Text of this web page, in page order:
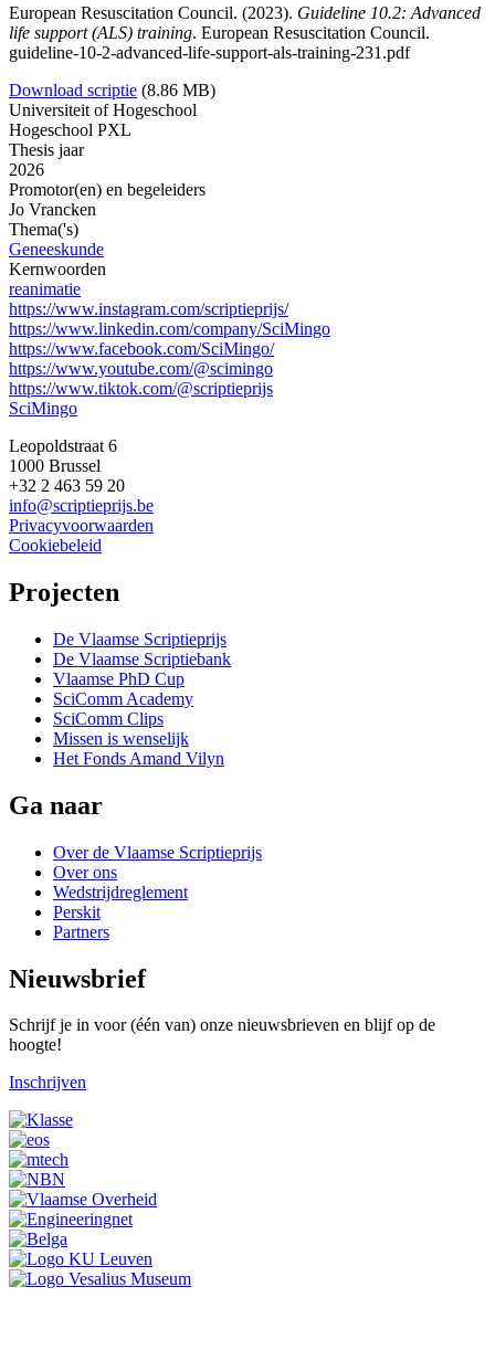
European Resuscitation Council. (2023). Guideline 10.2: Advanced
life support (ALS) training. European Resuscitation Council.
guideline-10-2-advanced-life-support-als-training-231.pdf
Download scriptie (8.86 MB)
Universiteit of Hogeschool
Hogeschool PXL
Thesis jaar
2026
Promotor(en) en begeleiders
Jo Vrancken
Thema('s)
Geneeskunde
Kernwoorden
reanimatie
https://www.instagram.com/scriptieprijs/
https://www.linkedin.com/company/SciMingo
https://www.facebook.com/SciMingo/
https://www.youtube.com/@scimingo
https://www.tiktok.com/@scriptieprijs
SciMingo
Leopoldstraat 6
1000 Brussel
+32 2 463 59 20
info@scriptieprijs.be
Privacyvoorwaarden
Cookiebeleid
Projecten
De Vlaamse Scriptieprijs
De Vlaamse Scriptiebank
Vlaamse PhD Cup
SciComm Academy
SciComm Clips
Missen is wenselijk
Het Fonds Amand Vilyn
Ga naar
Over de Vlaamse Scriptieprijs
Over ons
Wedstrijdreglement
Perskit
Partners
Nieuwsbrief
Schrijf je in voor (één van) onze nieuwsbrieven en blijf op de
hoogte!
Inschrijven